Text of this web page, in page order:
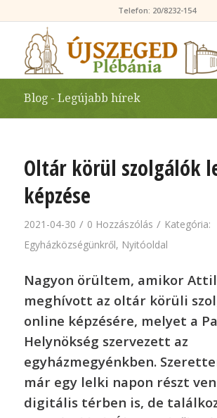
Telefon: 20/8232-154
Blog - Legújabb hírek
Oltár körül szolgálók
képzése
2021-04-30 / 0 Hozzászólás / Kategória:
Egyházközségünkről, Nyitóoldal
Nagyon örültem, amikor
meghívott az oltár körüli
online képzésére, melyet a
Helynökség szervezett az
egyházmegyénkben.
már egy lelki napon részt
digitális térben is, de